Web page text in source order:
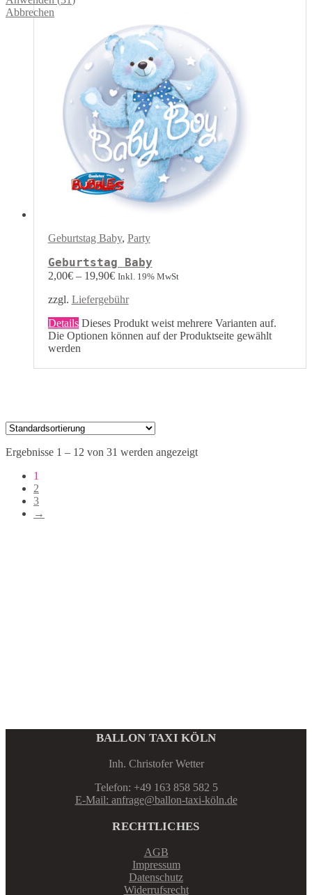
Geburtstag Baby, Party
Geburtstag Baby
2,00€– 19,90€ Inkl. 19% MwSt
zzgl. Liefergebühr
Details Dieses Produkt weist mehrere Varianten auf.
Die Optionen können auf der Produktseite gewählt
werden
Ergebnisse 1 – 12 von 31 werden angezeigt
1
2
3
→
Abbrechen
BALLON TAXI KÖLN
Inh. Christofer Wetter
Telefon: +49 163 858 582 5
E-Mail: anfrage@ballon-taxi-köln.de
RECHTLICHES
AGB
Impressum
Datenschutz
Widerrufsrecht